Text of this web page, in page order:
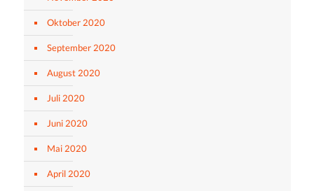
Oktober 2020
September 2020
August 2020
Juli 2020
Juni 2020
Mai 2020
April 2020